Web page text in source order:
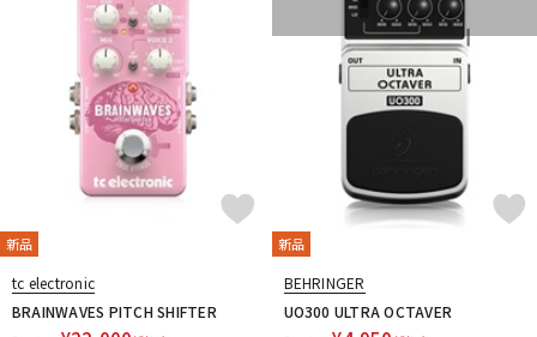
新品
tc electronic
BRAINWAVES PITCH SHIFTER
新品
BEHRINGER
UO300 ULTRA OCTAVER